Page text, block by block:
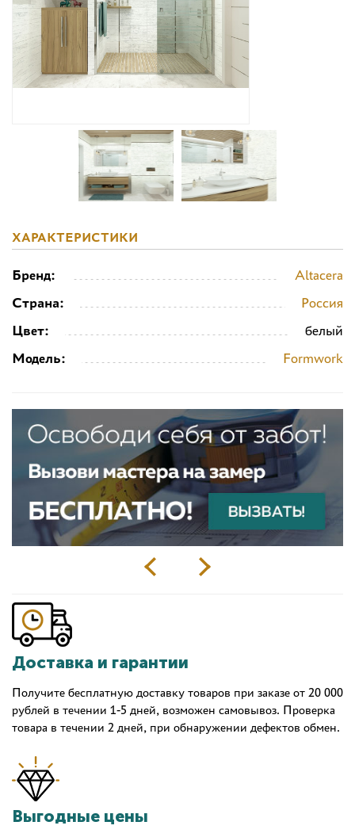
ХАРАКТЕРИСТИКИ
Бренд:
Altacera
Страна:
Россия
Цвет:
белый
Модель:
Formwork
Доставка и гарантии
Получите бесплатную доставку товаров при заказе от 20 000
рублей в течении 1-5 дней, возможен самовывоз. Проверка
товара в течении 2 дней, при обнаружении дефектов обмен.
Выгодные цены